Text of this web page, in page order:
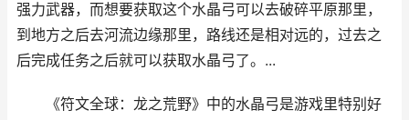
强力武器，而想要获取这个水晶弓可以去破碎平原那里，
到地方之后去河流边缘那里，路线还是相对远的，过去之
后完成任务之后就可以获取水晶弓了。...
《符文全球：龙之荒野》中的水晶弓是游戏里特别好